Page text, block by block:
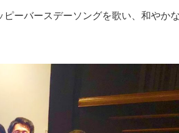
ーバースデーソングを歌い、和やか